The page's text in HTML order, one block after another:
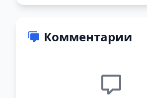
Комментарии